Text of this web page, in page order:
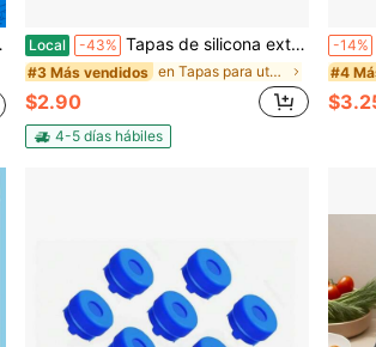
Local -43% Tapas de silicona extensibles GRIDAF, paquete de 6 tapas de silicona, 6 tamaños de tapas de silicona para tazones, reutilizables para tazas, tazones y platos, flexibles, redondas y rectangulares
#3 Más vendidos en Tapas para utensilios de cocina
$2.90
4-5 días hábiles
-14%
#4